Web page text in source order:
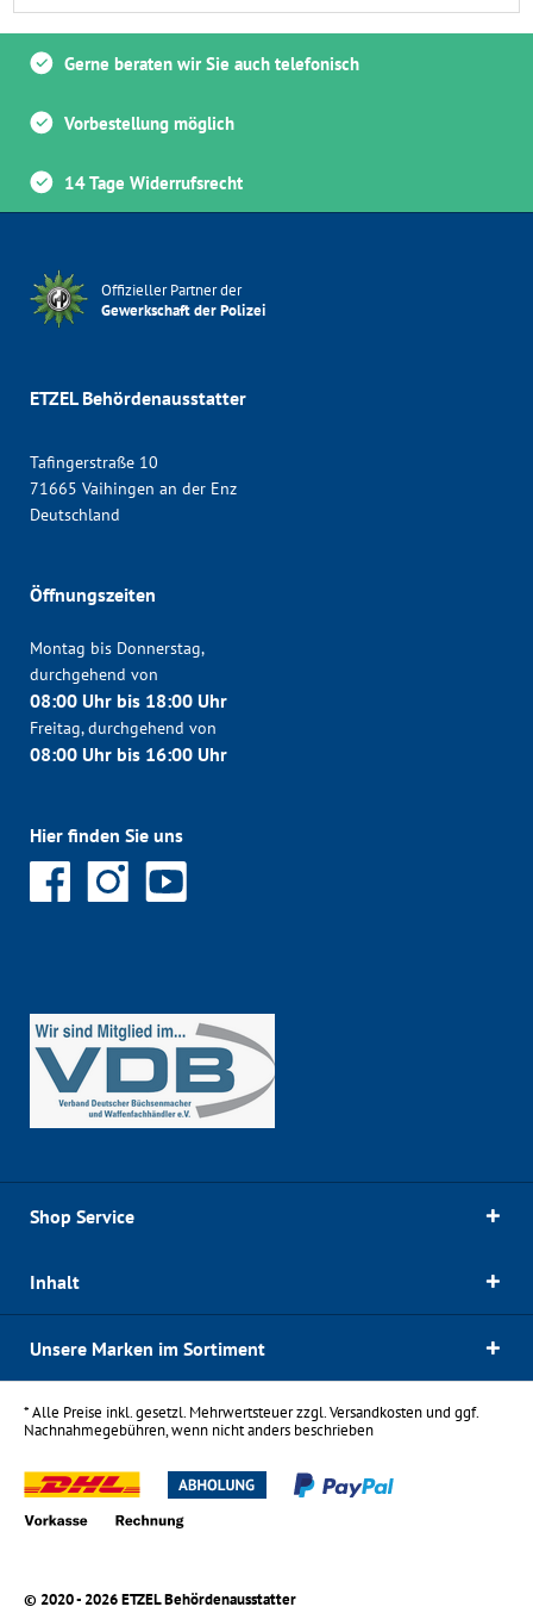
Gerne beraten wir Sie auch telefonisch
Vorbestellung möglich
14 Tage Widerrufsrecht
Offizieller Partner der
Gewerkschaft der Polizei
ETZEL Behördenausstatter
Tafingerstraße 10
71665 Vaihingen an der Enz
Deutschland
Öffnungszeiten
Montag bis Donnerstag,
durchgehend von
08:00 Uhr bis 18:00 Uhr
Freitag, durchgehend von
08:00 Uhr bis 16:00 Uhr
Hier finden Sie uns
Shop Service
Inhalt
Unsere Marken im Sortiment
* Alle Preise inkl. gesetzl. Mehrwertsteuer zzgl.Versandkostenund ggf.
Nachnahmegebühren, wenn nicht anders beschrieben
© 2020 - 2026 ETZEL Behördenausstatter